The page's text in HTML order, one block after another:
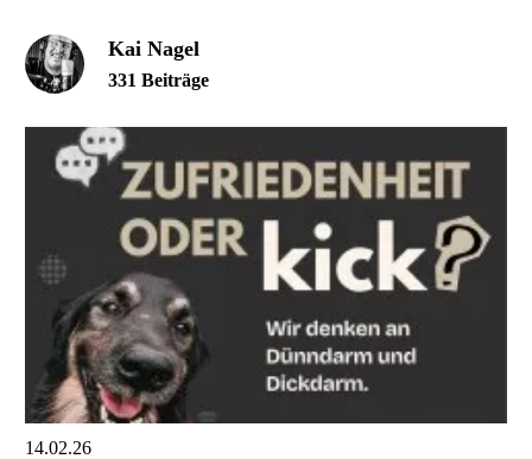
Kai Nagel
331 Beiträge
14.02.26